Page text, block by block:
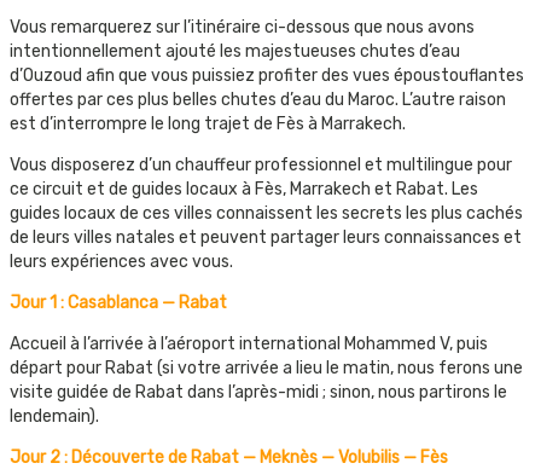
Vous remarquerez sur l’itinéraire ci-dessous que nous avons
intentionnellement ajouté les majestueuses chutes d’eau
d’Ouzoud afin que vous puissiez profiter des vues époustouflantes
offertes par ces plus belles chutes d’eau du Maroc. L’autre raison
est d’interrompre le long trajet de Fès à Marrakech.
Vous disposerez d’un chauffeur professionnel et multilingue pour
ce circuit et de guides locaux à Fès, Marrakech et Rabat. Les
guides locaux de ces villes connaissent les secrets les plus cachés
de leurs villes natales et peuvent partager leurs connaissances et
leurs expériences avec vous.
Jour 1 : Casablanca — Rabat
Accueil à l’arrivée à l’aéroport international Mohammed V, puis
départ pour Rabat (si votre arrivée a lieu le matin, nous ferons une
visite guidée de Rabat dans l’après-midi ; sinon, nous partirons le
lendemain).
Jour 2 : Découverte de Rabat — Meknès — Volubilis — Fès